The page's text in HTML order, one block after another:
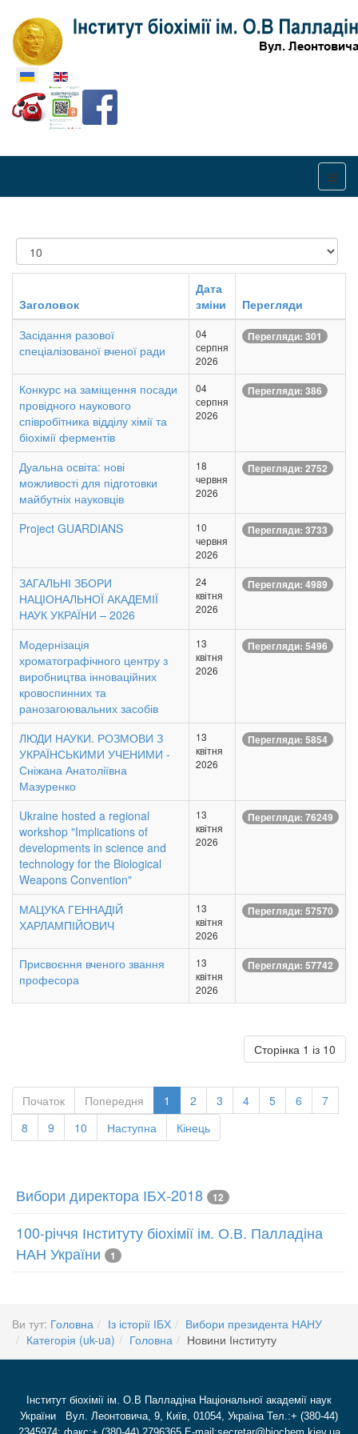
Оберіть свою мову
Показувати
Заголовок
Дата
зміни
Перегляди
Засідання разової
спеціалізованої вченої ради
04
серпня
2026
Перегляди: 301
Конкурс на заміщення посади
провідного наукового
співробітника відділу хімії та
біохімії ферментів
04
серпня
2026
Перегляди: 386
Дуальна освіта: нові
можливості для підготовки
майбутніх науковців
18
червня
2026
Перегляди: 2752
Project GUARDIANS
10
червня
2026
Перегляди: 3733
ЗАГАЛЬНІ ЗБОРИ
НАЦІОНАЛЬНОЇ АКАДЕМІЇ
НАУК УКРАЇНИ – 2026
24
квітня
2026
Перегляди: 4989
Модернізація
хроматографічного центру з
виробництва інноваційних
кровоспинних та
ранозагоювальних засобів
13
квітня
2026
Перегляди: 5496
ЛЮДИ НАУКИ. РОЗМОВИ З
УКРАЇНСЬКИМИ УЧЕНИМИ -
Сніжана Анатоліївна
Мазуренко
13
квітня
2026
Перегляди: 5854
Ukraine hosted a regional
workshop "Implications of
developments in science and
technology for the Biological
Weapons Convention"
13
квітня
2026
Перегляди: 76249
МАЦУКА ГЕННАДІЙ
ХАРЛАМПІЙОВИЧ
13
квітня
2026
Перегляди: 57570
Присвоєння вченого звання
професора
13
квітня
2026
Перегляди: 57742
Сторінка 1 із 10
Початок Попередня 1 2 3 4 5 6
7
8
9 10 Наступна Кінець
Вибори директора ІБХ-2018 12
100-річчя Інституту біохімії ім. О.В. Палладіна
НАН України
1
Ви тут: Головна Із історії ІБХ
Вибори президента НАНУ
Категорія (uk-ua)
Головна Новини Інституту
Інститут біохімії ім. О.В Палладіна Національної академії наук
України Вул. Леонтовича, 9, Київ, 01054, Україна Тел.:+ (380-44)